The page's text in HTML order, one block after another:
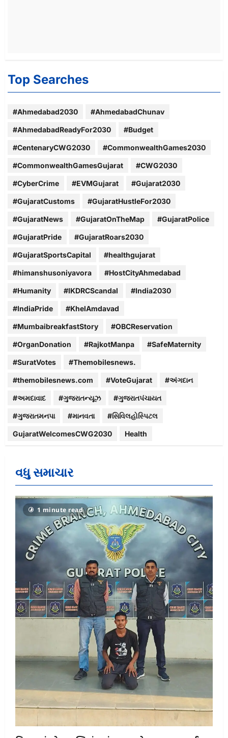
Top Searches
#Ahmedabad2030 #AhmedabadChunav
#AhmedabadReadyFor2030 #Budget
#CentenaryCWG2030 #CommonwealthGames2030
#CommonwealthGamesGujarat #CWG2030
#CyberCrime #EVMGujarat #Gujarat2030
#GujaratCustoms #GujaratHustleFor2030
#GujaratNews #GujaratOnTheMap #GujaratPolice
#GujaratPride #GujaratRoars2030
#GujaratSportsCapital #healthgujarat
#himanshusoniyavora #HostCityAhmedabad
#Humanity #IKDRCScandal #India2030
#IndiaPride #KhelAmdavad
#MumbaibreakfastStory #OBCReservation
#OrganDonation #RajkotManpa #SafeMaternity
#SuratVotes #Themobilesnews.
#themobilesnews.com #VoteGujarat #અંગદાન
#અમદાવાદ #ગુજરાતન્યૂઝ #ગુજરાતપંચાયત
#ગુજરાતમનપા #માનવતા #સિવિલહોસ્પિટલ
GujaratWelcomesCWG2030 Health
વધુ સમાચાર
1 minute read